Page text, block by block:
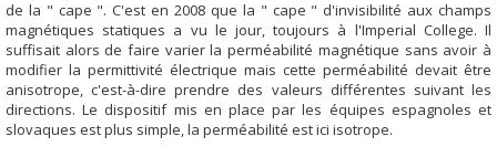
de la " cape ". C'est en 2008 que la " cape " d'invisibilité aux champs
magnétiques statiques a vu le jour, toujours à l'Imperial College. Il
suffisait alors de faire varier la perméabilité magnétique sans avoir à
modifier la permittivité électrique mais cette perméabilité devait être
anisotrope, c'est-à-dire prendre des valeurs différentes suivant les
directions. Le dispositif mis en place par les équipes espagnoles et
slovaques est plus simple, la perméabilité est ici isotrope.